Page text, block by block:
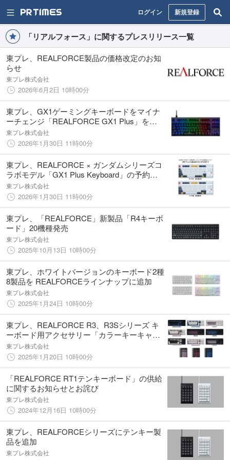
ログイン 新規登録
「リアルフォース」に関するプレスリリース一覧
東プレ、REALFORCE製品の価格改定のお知
らせ
東プレ株式会社
2026年6月2日 10時00分
東プレ、GX1ゲーミングキーボードをマイナ
ーチェンジ「REALFORCE GX1 Plus」を
2026年２月６日(金)発売！
東プレ株式会社
2026年1月30日 11時00分
東プレ、REALFORCE × ガンダムシリーズコ
ラボモデル「GX1 Plus Keyboard」の予約受
付を2月6日より開始
東プレ株式会社
2026年1月30日 11時00分
東プレ、「REALFORCE」新製品「R4キーボ
ード」20機種発売
東プレ株式会社
2025年10月13日 10時00分
東プレ、ホワイトバージョンのキーボード2種
8製品を REALFORCEラインナップに追加
東プレ株式会社
2025年1月24日 10時00分
東プレ、REALFORCE R3、R3Sシリーズ キ
ーボード用アクセサリー「カラーキーキャッ
プセット新色」 25種を発売
東プレ株式会社
2025年1月20日 10時00分
「REALFORCE RT1テンキーボード」の供給
に関するお知らせとお詫び
東プレ株式会社
2024年12月16日 10時00分
東プレ、REALFORCEシリーズにテンキー製
品を追加
東プレ株式会社